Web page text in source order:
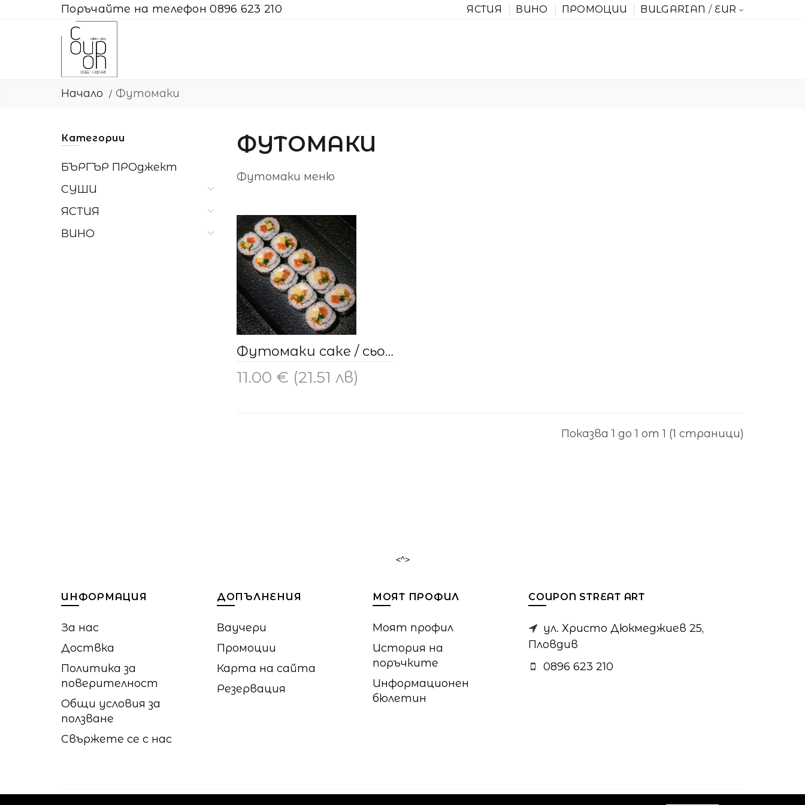
Поръчайте на телефон 0896 623 210 ЯСТИЯ ВИНО ПРОМОЦИИ BULGARIAN EUR
Начало Футомаки
Категории
БЪРГЪР ПРОджект
СУШИ
ЯСТИЯ
ВИНО
ФУТОМАКИ
Футомаки меню
Футомаки саке / сьомга сет
11.00 € (21.51 лв)
Показва 1 до 1 от 1 (1 страници)
<^>
ИНФОРМАЦИЯ
За нас
Доствка
Политика за
поверителност
Общи условия за
ползване
Свържете се с нас
ДОПЪЛНЕНИЯ
Ваучери
Промоции
Карта на сайта
Резервация
МОЯТ ПРОФИЛ
Моят профил
История на
поръчките
Информационен
бюлетин
COUPON STREAT ART
ул. Христо Дюкмеджиев 25,
Пловдив
0896 623 210